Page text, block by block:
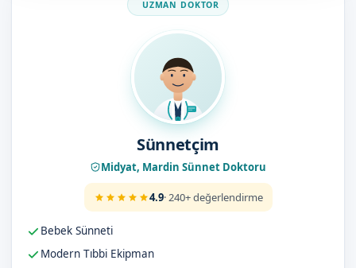
Sünnetçim
Midyat, Mardin Sünnet Doktoru
4.9· 240+ değerlendirme
Bebek Sünneti
Modern Tıbbi Ekipman